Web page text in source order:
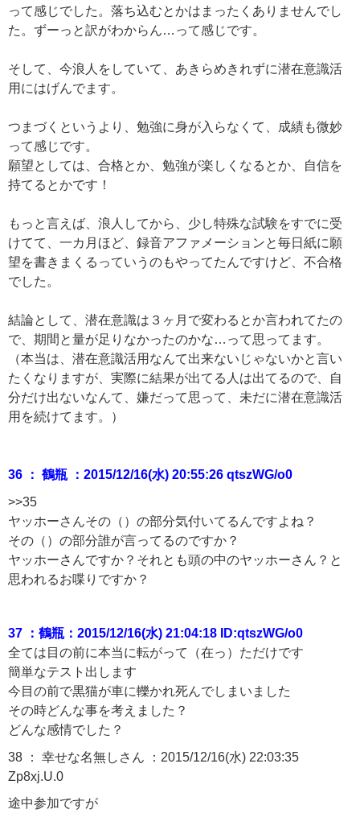
って感じでした。落ち込むとかはまったくありませんでし
た。ずーっと訳がわからん…って感じです。
そして、今浪人をしていて、あきらめきれずに潜在意識活
用にはげんでます。
つまづくというより、勉強に身が入らなくて、成績も微妙
って感じです。
願望としては、合格とか、勉強が楽しくなるとか、自信を
持てるとかです！
もっと言えば、浪人してから、少し特殊な試験をすでに受
けてて、一カ月ほど、録音アファメーションと毎日紙に願
望を書きまくるっていうのもやってたんですけど、不合格
でした。
結論として、潜在意識は３ヶ月で変わるとか言われてたの
で、期間と量が足りなかったのかな…って思ってます。
（本当は、潜在意識活用なんて出来ないじゃないかと言い
たくなりますが、実際に結果が出てる人は出てるので、自
分だけ出ないなんて、嫌だって思って、未だに潜在意識活
用を続けてます。）
36 ： 鶴瓶 ：2015/12/16(水) 20:55:26 qtszWG/o0
>>35
ヤッホーさんその（）の部分気付いてるんですよね？
その（）の部分誰が言ってるのですか？
ヤッホーさんですか？それとも頭の中のヤッホーさん？と
思われるお喋りですか？
37 ：鶴瓶：2015/12/16(水) 21:04:18 ID:qtszWG/o0
全ては目の前に本当に転がって（在っ）ただけです
簡単なテスト出します
今目の前で黒猫が車に轢かれ死んでしまいました
その時どんな事を考えました？
どんな感情でした？
38 ： 幸せな名無しさん
：2015/12/16(水) 22:03:35
Zp8xj.U.0
途中参加ですが